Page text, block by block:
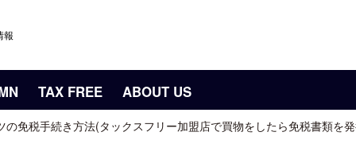
報
TAX FREE ABOUT US
の免税手続き方法(タックスフリー加盟店で買物をしたら免税書類を